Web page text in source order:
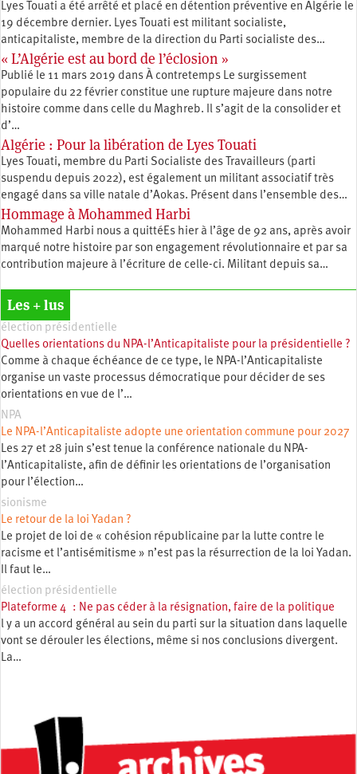
Lyes Touati a été arrêté et placé en détention préventive en Algérie le
19 décembre dernier. Lyes Touati est militant socialiste,
anticapitaliste, membre de la direction du Parti socialiste des…
« L’Algérie est au bord de l’éclosion »
Publié le 11 mars 2019 dans À contretemps Le surgissement
populaire du 22 février constitue une rupture majeure dans notre
histoire comme dans celle du Maghreb. Il s’agit de la consolider et
d’…
Algérie : Pour la libération de Lyes Touati
Lyes Touati, membre du Parti Socialiste des Travailleurs (parti
suspendu depuis 2022), est également un militant associatif très
engagé dans sa ville natale d’Aokas. Présent dans l’ensemble des…
Hommage à Mohammed Harbi
Mohammed Harbi nous a quittéEs hier à l’âge de 92 ans, après avoir
marqué notre histoire par son engagement révolutionnaire et par sa
contribution majeure à l’écriture de celle-ci. Militant depuis sa…
Les + lus
élection présidentielle
Quelles orientations du NPA-l’Anticapitaliste pour la présidentielle ?
Comme à chaque échéance de ce type, le NPA-l’Anticapitaliste
organise un vaste processus démocratique pour décider de ses
orientations en vue de l’…
NPA
Le NPA-l’Anticapitaliste adopte une orientation commune pour 2027
Les 27 et 28 juin s’est tenue la conférence nationale du NPA-
l’Anticapitaliste, afin de définir les orientations de l’organisation
pour l’élection…
sionisme
Le retour de la loi Yadan ?
Le projet de loi de « cohésion républicaine par la lutte contre le
racisme et l’antisémitisme » n’est pas la résurrection de la loi Yadan.
Il faut le…
élection présidentielle
Plateforme 4 : Ne pas céder à la résignation, faire de la politique
l y a un accord général au sein du parti sur la situation dans laquelle
vont se dérouler les élections, même si nos conclusions divergent.
La…